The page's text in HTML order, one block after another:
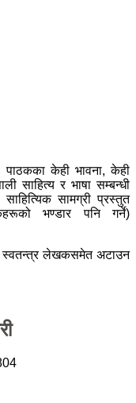
पाठकका केही भावना, केही
साहित्य र भाषा सम्बन्धी
सामग्री प्रस्तुत
भण्डार पनि गर्ने)
र स्वतन्त्र लेखकसमेत अटाउन